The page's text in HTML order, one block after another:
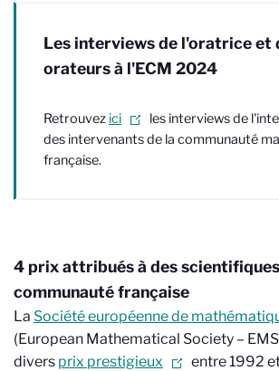
Les interviews de l'oratrice et
orateurs à l'ECM 2024
Retrouvez ici
les interviews de
des intervenants de la communauté
française.
4 prix attribués à des
communauté française
La Société européenne de
(European Mathematical Society –
divers prix prestigieux
entre 1992